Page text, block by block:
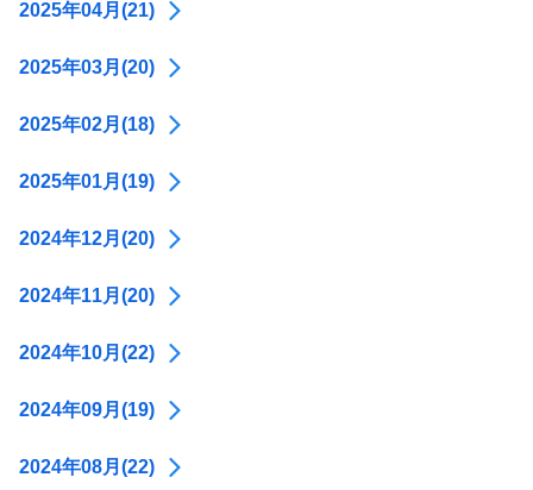
2025年04月(21)
2025年03月(20)
2025年02月(18)
2025年01月(19)
2024年12月(20)
2024年11月(20)
2024年10月(22)
2024年09月(19)
2024年08月(22)